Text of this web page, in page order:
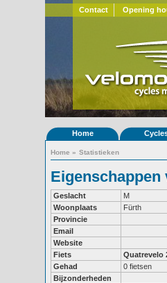
Contact Opening
Home
Home » Statistieken
Eigenschappen
Geslacht
M
Woonplaats
Fürth
Provincie
Email
Website
Fiets
Quatrevelo
Gehad
0 fietsen
Bijzonderheden